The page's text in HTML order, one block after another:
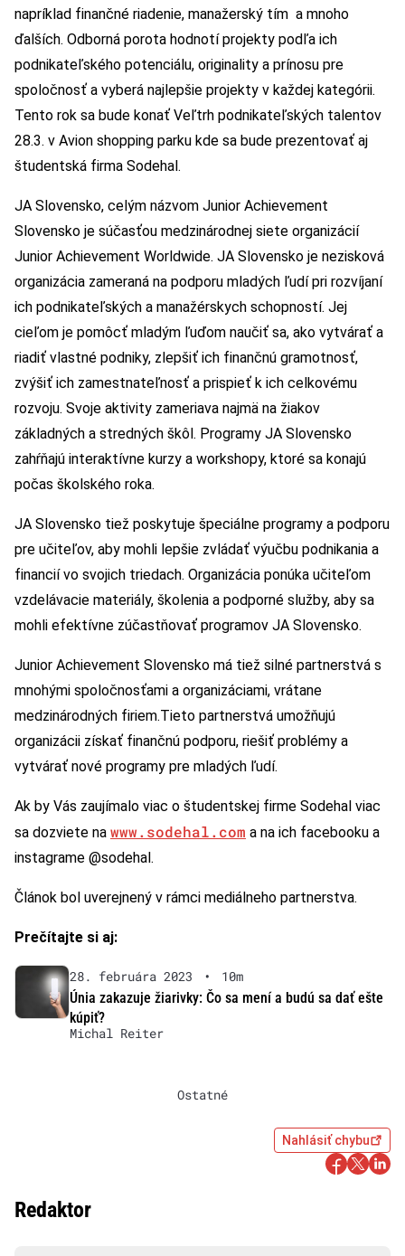
napríklad finančné riadenie, manažerský tím a mnoho
ďalších. Odborná porota hodnotí projekty podľa ich
podnikateľského potenciálu, originality a prínosu pre
spoločnosť a vyberá najlepšie projekty v každej kategórii.
Tento rok sa bude konať Veľtrh podnikateľských talentov
28.3. v Avion shopping parku kde sa bude prezentovať aj
študentská firma Sodehal.
JA Slovensko, celým názvom Junior Achievement
Slovensko je súčasťou medzinárodnej siete organizácií
Junior Achievement Worldwide. JA Slovensko je nezisková
organizácia zameraná na podporu mladých ľudí pri rozvíjaní
ich podnikateľských a manažérskych schopností. Jej
cieľom je pomôcť mladým ľuďom naučiť sa, ako vytvárať a
riadiť vlastné podniky, zlepšiť ich finančnú gramotnosť,
zvýšiť ich zamestnateľnosť a prispieť k ich celkovému
rozvoju. Svoje aktivity zameriava najmä na žiakov
základných a stredných škôl. Programy JA Slovensko
zahŕňajú interaktívne kurzy a workshopy, ktoré sa konajú
počas školského roka.
JA Slovensko tiež poskytuje špeciálne programy a podporu
pre učiteľov, aby mohli lepšie zvládať výučbu podnikania a
financií vo svojich triedach. Organizácia ponúka učiteľom
vzdelávacie materiály, školenia a podporné služby, aby sa
mohli efektívne zúčastňovať programov JA Slovensko.
Junior Achievement Slovensko má tiež silné partnerstvá s
mnohými spoločnosťami a organizáciami, vrátane
medzinárodných firiem.Tieto partnerstvá umožňujú
organizácii získať finančnú podporu, riešiť problémy a
vytvárať nové programy pre mladých ľudí.
Ak by Vás zaujímalo viac o študentskej firme Sodehal viac
sa dozviete na www.sodehal.com a na ich facebooku a
instagrame @sodehal.
Článok bol uverejnený v rámci mediálneho partnerstva.
Prečítajte si aj:
28. februára 2023 •
10m
Únia zakazuje žiarivky: Čo sa mení a budú sa dať ešte
kúpiť?
Michal Reiter
Ostatné
Nahlásiť chybu
Redaktor